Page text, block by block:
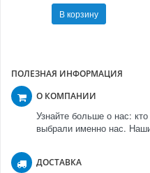
В корзину
ПОЛЕЗНАЯ ИНФОРМАЦИЯ
О КОМПАНИИ
Узнайте больше о нас:
выбрали именно нас.
ДОСТАВКА